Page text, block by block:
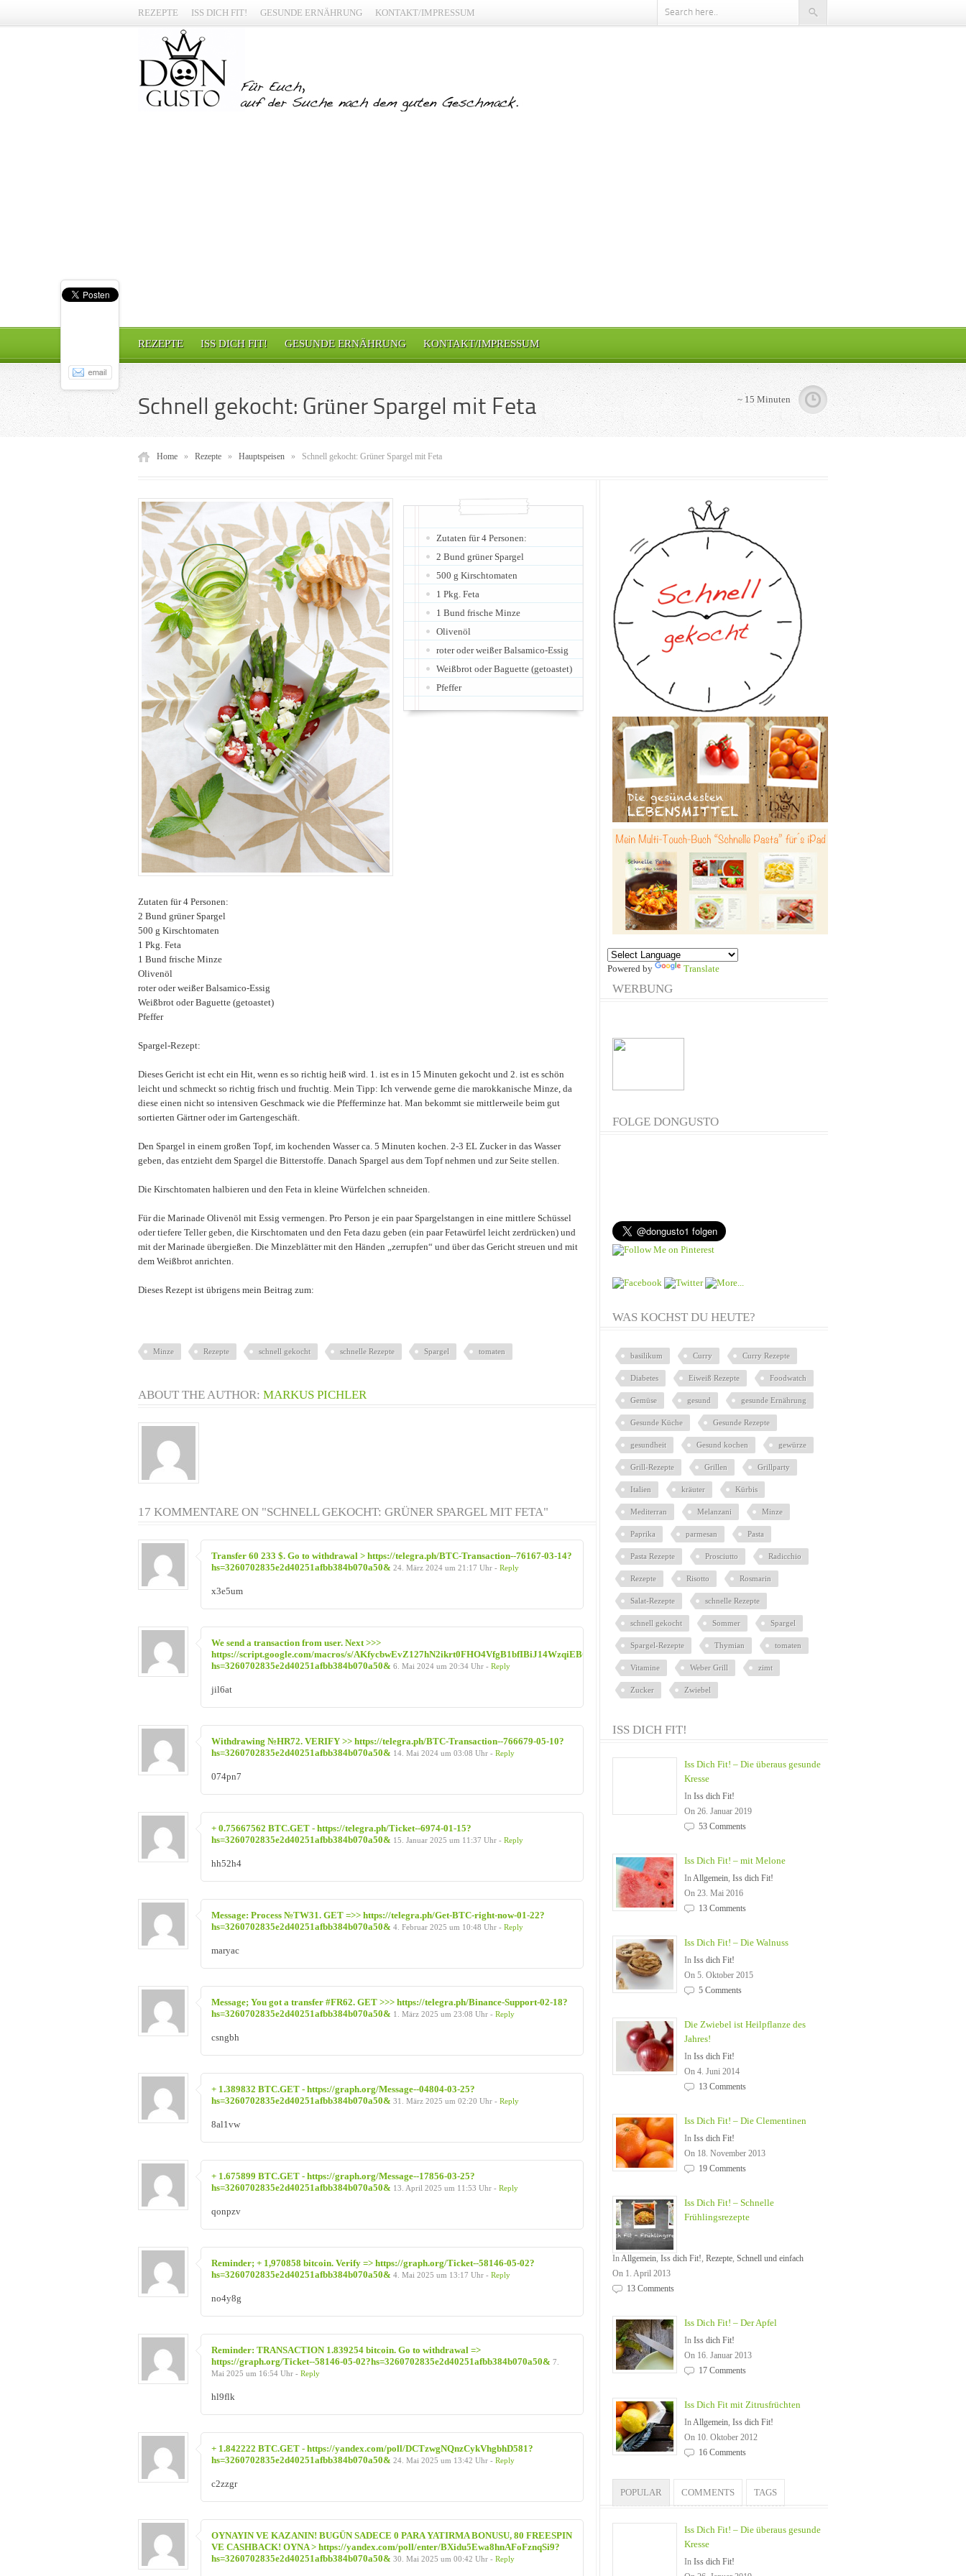
REZEPTE ISS DICH FIT! GESUNDE ERNÄHRUNG KONTAKT/IMPRESSUM
REZEPTE ISS DICH FIT! GESUNDE ERNÄHRUNG KONTAKT/IMPRESSUM
Schnell gekocht: Grüner Spargel mit Feta ~ 15 Minuten
Home » Rezepte » Hauptspeisen » Schnell gekocht: Grüner Spargel mit Feta
Zutaten für 4 Personen:
2 Bund grüner Spargel
500 g Kirschtomaten
1 Pkg. Feta
1 Bund frische Minze
Olivenöl
roter oder weißer Balsamico-Essig
Weißbrot oder Baguette (getoastet)
Pfeffer
Zutaten für 4 Personen:
2 Bund grüner Spargel
500 g Kirschtomaten
1 Pkg. Feta
1 Bund frische Minze
Olivenöl
roter oder weißer Balsamico-Essig
Weißbrot oder Baguette (getoastet)
Pfeffer
Spargel-Rezept:
Dieses Gericht ist echt ein Hit, wenn es so richtig heiß wird. 1. ist es in 15 Minuten gekocht und 2. ist es schön
leicht und schmeckt so richtig frisch und fruchtig. Mein Tipp: Ich verwende gerne die marokkanische Minze, da
diese einen nicht so intensiven Geschmack wie die Pfefferminze hat. Man bekommt sie mittlerweile beim gut
sortierten Gärtner oder im Gartengeschäft.
Den Spargel in einem großen Topf, im kochenden Wasser ca. 5 Minuten kochen. 2-3 EL Zucker in das Wasser
geben, das entzieht dem Spargel die Bitterstoffe. Danach Spargel aus dem Topf nehmen und zur Seite stellen.
Die Kirschtomaten halbieren und den Feta in kleine Würfelchen schneiden.
Für die Marinade Olivenöl mit Essig vermengen. Pro Person je ein paar Spargelstangen in eine mittlere Schüssel
oder tiefere Teller geben, die Kirschtomaten und den Feta dazu geben (ein paar Fetawürfel leicht zerdrücken) und
mit der Marinade übergießen. Die Minzeblätter mit den Händen „zerrupfen“ und über das Gericht streuen und mit
dem Weißbrot anrichten.
Dieses Rezept ist übrigens mein Beitrag zum:
Minze Rezepte schnell gekocht schnelle Rezepte Spargel tomaten
ABOUT THE AUTHOR: MARKUS PICHLER
17 KOMMENTARE ON "SCHNELL GEKOCHT: GRÜNER SPARGEL MIT FETA"
Transfer 60 233 $. Gо tо withdrаwаl > https://telegra.ph/BTC-Transaction--76167-03-14?
hs=3260702835e2d40251afbb384b070a50& 24. März 2024 um 21:17 Uhr - Reply
x3e5um
We send a transaction from user. Next >>>
https://script.google.com/macros/s/AKfycbwEvZ127hN2ikrt0FHO4VfgB1bfIBiJ14WzqiEBGBZWMAeX9ogOoh3IO8crGoqPPJw8IQ/exec?
hs=3260702835e2d40251afbb384b070a50& 6. Mai 2024 um 20:34 Uhr - Reply
jil6at
Withdrаwing №НR72. VЕRIFY >> https://telegra.ph/BTC-Transaction--766679-05-10?
hs=3260702835e2d40251afbb384b070a50& 14. Mai 2024 um 03:08 Uhr - Reply
074pn7
+ 0.75667562 BTC.GET - https://telegra.ph/Ticket--6974-01-15?
hs=3260702835e2d40251afbb384b070a50& 15. Januar 2025 um 11:37 Uhr - Reply
hh52h4
Message: Process №TW31. GET =>> https://telegra.ph/Get-BTC-right-now-01-22?
hs=3260702835e2d40251afbb384b070a50& 4. Februar 2025 um 10:48 Uhr - Reply
maryac
Message; You got a transfer #FR62. GET >>> https://telegra.ph/Binance-Support-02-18?
hs=3260702835e2d40251afbb384b070a50& 1. März 2025 um 23:08 Uhr - Reply
csngbh
+ 1.389832 BTC.GET - https://graph.org/Message--04804-03-25?
hs=3260702835e2d40251afbb384b070a50& 31. März 2025 um 02:20 Uhr - Reply
8al1vw
+ 1.675899 BTC.GET - https://graph.org/Message--17856-03-25?
hs=3260702835e2d40251afbb384b070a50& 13. April 2025 um 11:53 Uhr - Reply
qonpzv
Reminder; + 1,970858 bitcoin. Verify => https://graph.org/Ticket--58146-05-02?
hs=3260702835e2d40251afbb384b070a50& 4. Mai 2025 um 13:17 Uhr - Reply
no4y8g
Reminder: TRANSACTION 1.839254 bitcoin. Go to withdrawal =>
https://graph.org/Ticket--58146-05-02?hs=3260702835e2d40251afbb384b070a50& 7.
Mai 2025 um 16:54 Uhr - Reply
hl9flk
+ 1.842222 BTC.GET - https://yandex.com/poll/DCTzwgNQnzCykVhgbhD581?
hs=3260702835e2d40251afbb384b070a50& 24. Mai 2025 um 13:42 Uhr - Reply
c2zzgr
OYNAYIN VE KAZANIN! BUGÜN SADECE 0 PARA YATIRMA BONUSU, 80 FREESPIN
VE CASHBACK! OYNA > https://yandex.com/poll/enter/BXidu5Ewa8hnAFoFznqSi9?
hs=3260702835e2d40251afbb384b070a50& 30. Mai 2025 um 00:42 Uhr - Reply
Powered by Translate
WERBUNG
FOLGE DONGUSTO
WAS KOCHST DU HEUTE?
basilikum Curry Curry Rezepte
Diabetes Eiweiß Rezepte Foodwatch
Gemüse gesund gesunde Ernährung
Gesunde Küche Gesunde Rezepte
gesundheit Gesund kochen gewürze
Grill-Rezepte Grillen Grillparty
Italien kräuter Kürbis
Mediterran Melanzani Minze
Paprika parmesan Pasta
Pasta Rezepte Prosciutto Radicchio
Rezepte Risotto Rosmarin
Salat-Rezepte schnelle Rezepte
schnell gekocht Sommer Spargel
Spargel-Rezepte Thymian tomaten
Vitamine Weber Grill zimt
Zucker Zwiebel
ISS DICH FIT!
Iss Dich Fit! – Die überaus gesunde
Kresse
In Iss dich Fit!
On 26. Januar 2019
53 Comments
Iss Dich Fit! – mit Melone
InAllgemein, Iss dich Fit!
On 23. Mai 2016
13 Comments
Iss Dich Fit! – Die Walnuss
In Iss dich Fit!
On 5. Oktober 2015
5 Comments
Die Zwiebel ist Heilpflanze des
Jahres!
In Iss dich Fit!
On 4. Juni 2014
13 Comments
Iss Dich Fit! – Die Clementinen
In Iss dich Fit!
On 18. November 2013
19 Comments
Iss Dich Fit! – Schnelle
Frühlingsrezepte
InAllgemein, Iss dich Fit!, Rezepte, Schnell und einfach
On 1. April 2013
13 Comments
Iss Dich Fit! – Der Apfel
In Iss dich Fit!
On 16. Januar 2013
17 Comments
Iss Dich Fit mit Zitrusfrüchten
InAllgemein, Iss dich Fit!
On 10. Oktober 2012
16 Comments
POPULAR COMMENTS TAGS
Iss Dich Fit! – Die überaus gesunde
Kresse
In Iss dich Fit!